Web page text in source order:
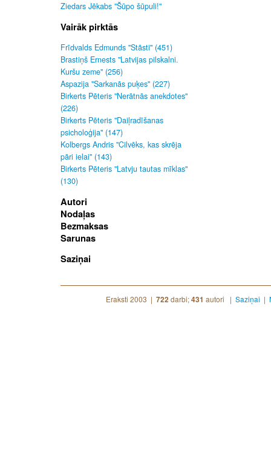
Ziedars Jēkabs "Šūpo šūpuli!"
Vairāk pirktās
Frīdvalds Edmunds "Stāsti" (451)
Brastiņš Ernests "Latvijas pilskalni.
Kuršu zeme" (256)
Aspazija "Sarkanās puķes" (227)
Birkerts Pēteris "Nerātnās anekdotes"
(226)
Birkerts Pēteris "Daiļradīšanas
psicholoģija" (147)
Kolbergs Andris "Cilvēks, kas skrēja
pāri ielai" (143)
Birkerts Pēteris "Latvju tautas mīklas"
(130)
Autori
Nodaļas
Bezmaksas
Sarunas
Saziņai
Eraksti 2003 | 722 darbi;431 autori | Saziņai |